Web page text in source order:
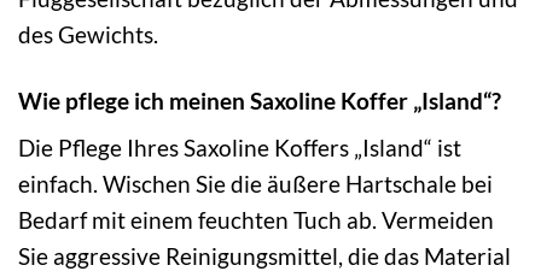
des Gewichts.
Wie pflege ich meinen Saxoline Koffer „Island“?
Die Pflege Ihres Saxoline Koffers „Island“ ist
einfach. Wischen Sie die äußere Hartschale bei
Bedarf mit einem feuchten Tuch ab. Vermeiden
Sie aggressive Reinigungsmittel, die das Material